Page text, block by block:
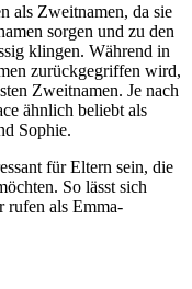
als Zweitnamen, da sie
sorgen und zu den
klingen. Während in
zurückgegriffen wird,
Zweitnamen. Je nach
ähnlich beliebt als
Sophie.
für Eltern sein, die
So lässt sich
rufen als Emma-